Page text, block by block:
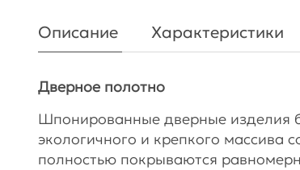
Описание Характеристики
Дверное полотно
Шпонированные дверные изделия
экологичного и крепкого массива
полностью покрываются